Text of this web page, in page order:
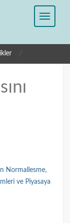
/
Normallesme,
ve Piyasaya